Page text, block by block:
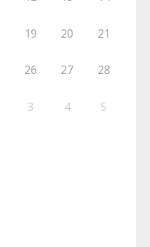
19 20 21
26 27 28
3 4 5